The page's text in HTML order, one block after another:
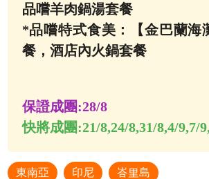
品嚐羊肉鍋湯套餐
*品嚐特式食美：【金巴蘭海
餐，酒店內火鍋套餐
保證成團:28/8
快將成團:21/8,24/8,31/8,4/9,7/
東南亞 印尼 峇里島